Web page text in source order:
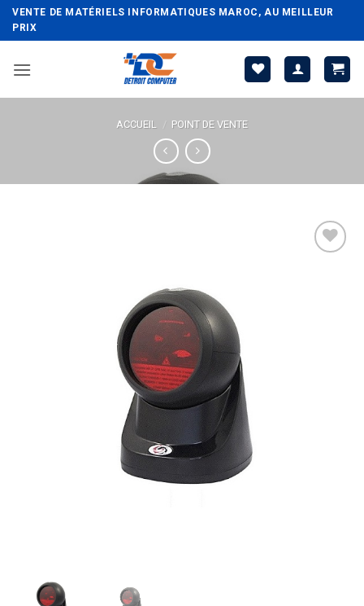
Passer
au
VENTE DE MATÉRIELS INFORMATIQUES MAROC, AU MEILLEUR
PRIX
ACCUEIL / POINT DE VENTE